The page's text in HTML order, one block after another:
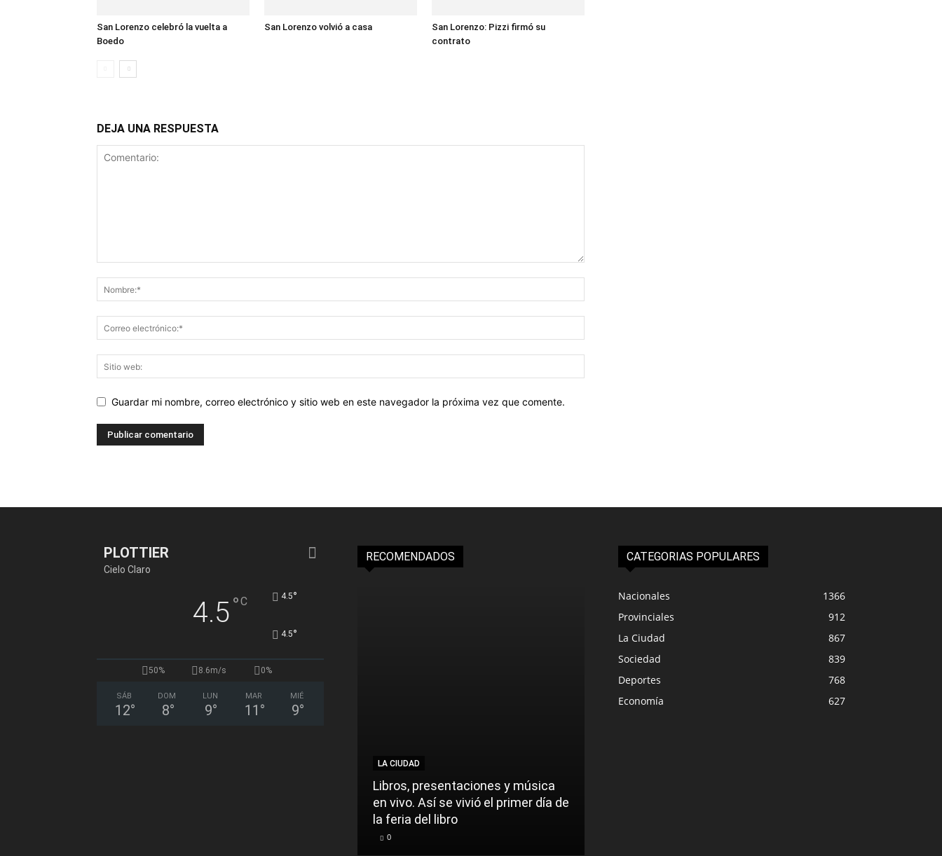
San Lorenzo celebró la vuelta a
Boedo
San Lorenzo volvió a casa
San Lorenzo: Pizzi firmó su
contrato
DEJA UNA RESPUESTA
Guardar mi nombre, correo electrónico y sitio web en este navegador la próxima vez que comente.
PLOTTIER
Cielo Claro
4.5°C 4.5°
4.5°
50% 8.6m/s 0%
SÁB
12°
DOM
8°
LUN
9°
MAR
11 °
MIÉ
9°
RECOMENDADOS
LA CIUDAD
Libros, presentaciones y música
en vivo. Así se vivió el primer día de
la feria del libro
0
CATEGORIAS POPULARES
Nacionales
1366
Provinciales
912
La Ciudad
867
Sociedad
839
Deportes
768
Economía
627